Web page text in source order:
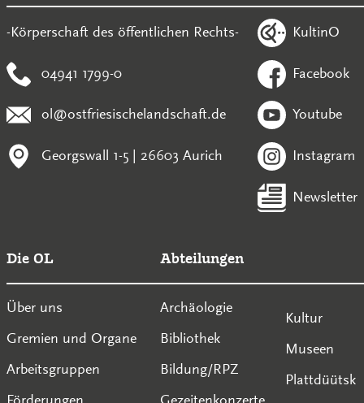
-Körperschaft des öffentlichen Rechts-
04941 1799-0
ol@ostfriesischelandschaft.de
Georgswall 1-5 | 26603 Aurich
KultinO
Facebook
Youtube
Instagram
Newsletter
Die OL
Über uns
Gremien und Organe
Arbeitsgruppen
Förderungen
Abteilungen
Archäologie
Bibliothek
Bildung/RPZ
Gezeitenkonzerte
Kultur
Museen
Plattdüütsk